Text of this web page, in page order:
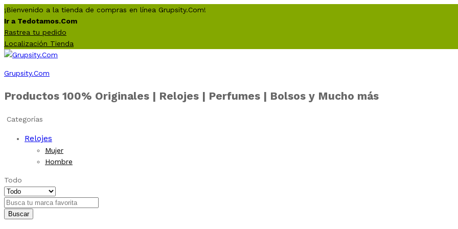
¡Bienvenido a la tienda de compras en línea Grupsity.Com!
Ir a Tedotamos.Com
Rastrea tu pedido
Localización Tienda
Grupsity.Com
Productos 100% Originales | Relojes | Perfumes | Bolsos y Mucho más
Categorías
Relojes
Mujer
Hombre
Todo
Buscar